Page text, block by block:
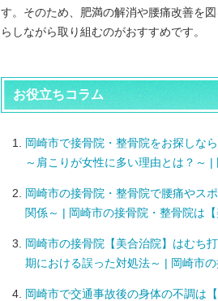
す。そのため、肥満の解消や腰痛改善を
らしながら取り組むのがおすすめです。
お役立ちコラム
岡崎市で接骨院・整骨院をお探しな
～肩こりが女性に多い理由とは？～ |
岡崎市の接骨院・整骨院で腰痛やス
関係～ | 岡崎市の接骨院・整骨院は【
岡崎市の接骨院【美合治院】はむち
期における誤った対処法～ | 岡崎市
岡崎市で交通事故後の身体の不調は